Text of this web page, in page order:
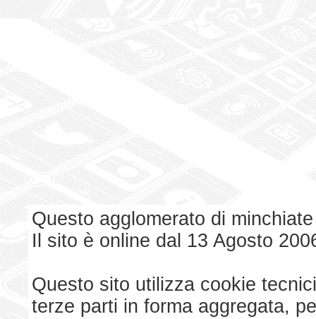
Questo agglomerato di
Il sito è online dal 13 Agosto
Questo sito utilizza cookie
terze parti in forma aggregata,